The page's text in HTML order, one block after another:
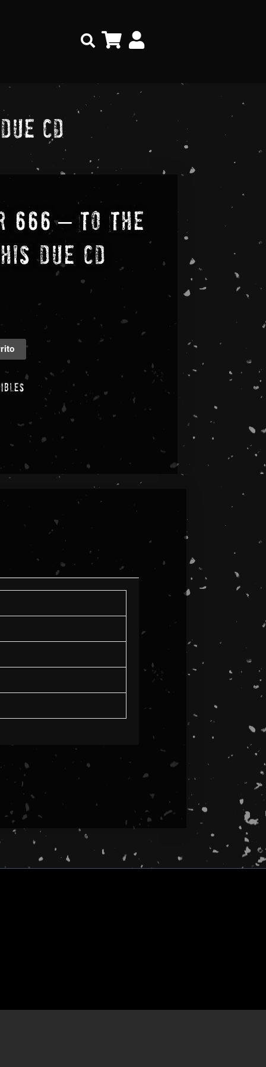
Search
CD
– To The
Due CD